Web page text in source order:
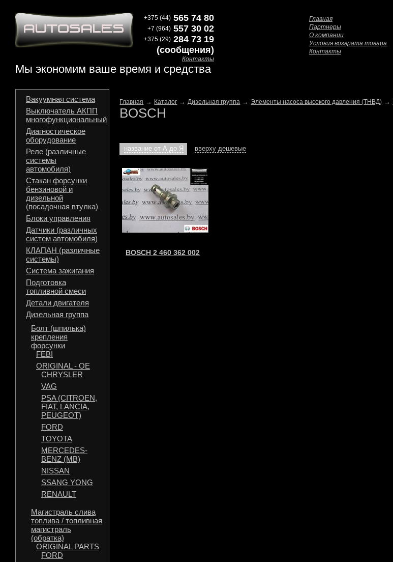
Мы экономим ваше время и средства
+375 (44) 565 74 80
+7 (964) 557 30 02
+375 (29) 284 73 19
(сообщения)
Контакты
Главная
Партнеры
О компании
Условия возврата товара
Контакты
Вакуумная система
Выключатель АКПП
многофункциональный
Диагностическое
оборудование
Реле (различные
системы
автомобиля)
Стакан форсунки
бензиновой и
дизельной
(посадочная втулка)
Блоки управления
Датчики (различных
систем автомобиля)
КЛАПАН (различные
системы)
Система зажигания
Подготовка
топливной смеси
Детали двигателя
Дизельная группа
Болт (шпилька)
крепления
форсунки
FEBI
ORIGINAL - OE
CHRYSLER
VAG
PSA (CITROEN,
FIAT, LANCIA,
PEUGEOT)
FORD
TOYOTA
MERCEDES-
BENZ (MB)
NISSAN
SSANG YONG
RENAULT
Магистраль слива
топлива / топливная
магистраль
(обратка)
ORIGINAL PARTS
FORD
Главная → Каталог →Дизельная группа → Элементы насоса высокого давления (ТНВД) →
BOSCH
название от А до Я вверху дешевые
BOSCH 2 460 362 002